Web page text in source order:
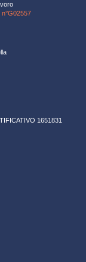
1651831